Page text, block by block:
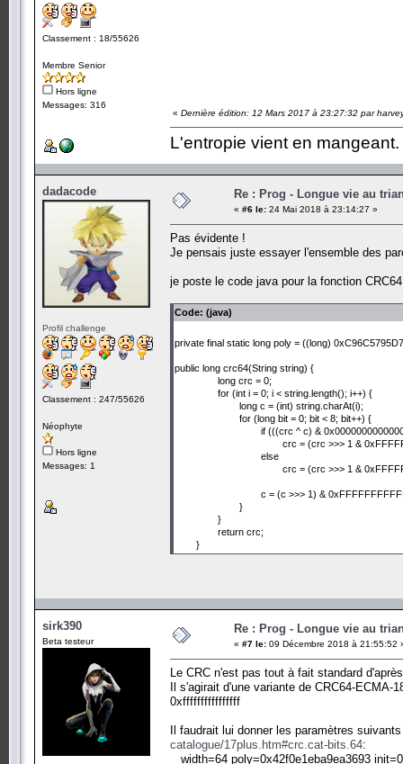
Classement : 18/55626
Membre Senior
Hors ligne
Messages: 316
« Dernière édition: 12 Mars 2017 à 23:27:32 par
L'entropie vient en mangeant.
dadacode
Profil challenge
Classement : 247/55626
Néophyte
Hors ligne
Messages: 1
Re : Prog - Longue vie au
« #6 le: 24 Mai 2018 à 23:14:27 »
Pas évidente !
Je pensais juste essayer l'ensemble des
je poste le code java pour la fonction CRC64
Code: (java)
private final static long poly = ((long)
public long crc64(String string) {
long crc = 0;
for (int i = 0; i < string.length(); i++) {
long c = (int) string.charAt(i);
for (long bit = 0; bit < 8; bit++) {
if (((crc ^ c) &
crc = (crc >>> 1 &
else
crc = (crc >>> 1 &
c = (c >>> 1) &
}
}
return crc;
}
sirk390
Beta testeur
Re : Prog - Longue vie au
« #7 le: 09 Décembre 2018 à 21:55:52
Le CRC n'est pas tout à fait standard
Il s'agirait d'une variante de CRC64-
0xffffffffffffffff
Il faudrait lui donner les paramètres
catalogue/17plus.htm#crc.cat-bits.64:
width=64 poly=0x42f0e1eba9ea3693